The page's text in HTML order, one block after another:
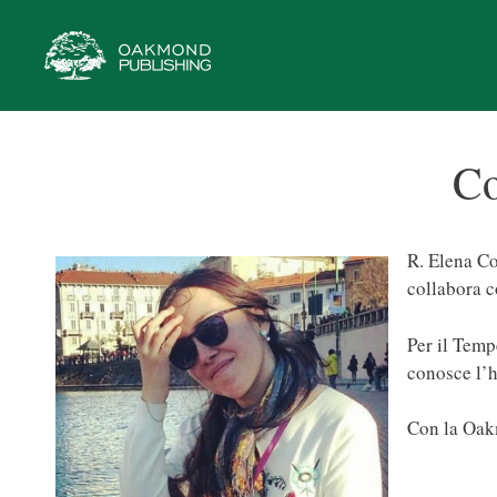
contenuto
R. Elena
collabora
Per il
conosce
Con la